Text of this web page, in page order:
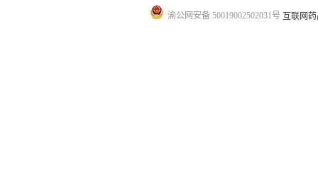
渝公网安备 50019002502031号 互联网